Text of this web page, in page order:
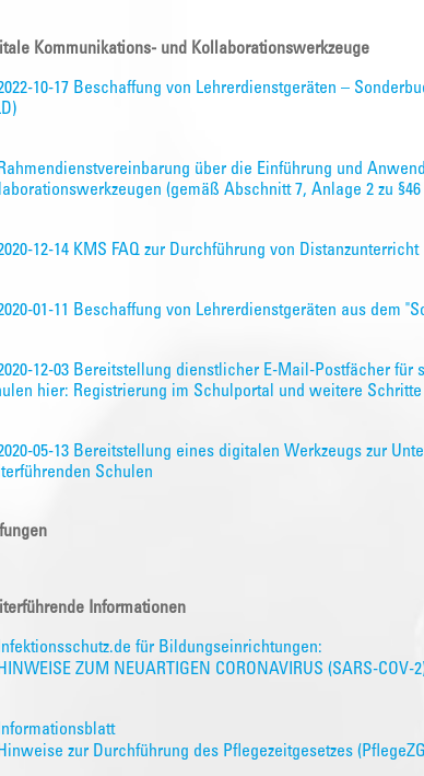
Kommunikations- und Kollaborationswerkzeuge
10-17 Beschaffung von Lehrerdienstgeräten –
Rahmendienstvereinbarung über die Einführung und
(gemäß Abschnitt 7, Anlage 2 zu §46
12-14 KMS FAQ zur Durchführung von Distanzunterricht
01-11 Beschaffung von Lehrerdienstgeräten aus dem
12-03 Bereitstellung dienstlicher E-Mail-Postfächer
hier: Registrierung im Schulportal und weitere Schritte
05-13 Bereitstellung eines digitalen Werkzeugs zur
Schulen
Informationen
Infektionsschutz.de für Bildungseinrichtungen:
HINWEISE ZUM NEUARTIGEN CORONAVIRUS (SARS-COV-
Informationsblatt
Hinweise zur Durchführung des Pflegezeitgesetzes